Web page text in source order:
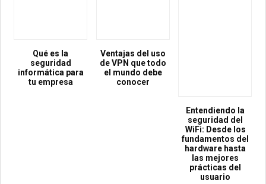
Qué es la
seguridad
informática para
tu empresa
Ventajas del uso
de VPN que todo
el mundo debe
conocer
Entendiendo la
seguridad del
WiFi: Desde los
fundamentos del
hardware hasta
las mejores
prácticas del
usuario